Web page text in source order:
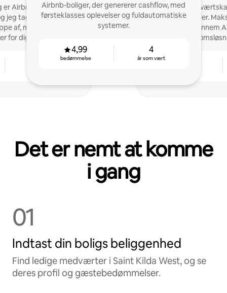
er Airbnb’s specialist i
jeg tager mig af det
af, mens dit hjem
for dig!
Airbnb-boliger, der genererer cashflow, med
førsteklasses oplevelser og fuldautomatiske
systemer.
4,99
bedømmelse
4
år som vært
Professionelt
tjenesteydelser.
ejendom gennem
Det er nemt at komme
i gang
01
Indtast din boligs beliggenhed
Find ledige medværter i Saint Kilda West, og se
deres profil og gæstebedømmelser.